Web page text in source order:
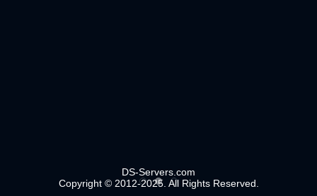
DS-Servers.com
Copyright © 2012-2025. All Rights Reserved.